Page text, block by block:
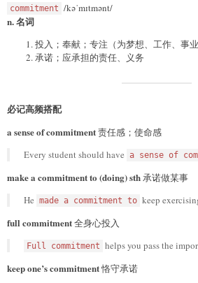
commitment /kəˈmɪtmənt/
n. 名词
投入；奉献；专注（为梦想、工作、事业
承诺；应承担的责任、义务
必记高频搭配
a sense of commitment责任感；使命感
Every student should have a sense of
make a commitment to (doing) sth承诺做某事
He made a commitment to keep
full commitment全身心投入
Full commitment helps you pass the
keep one’s commitment恪守承诺